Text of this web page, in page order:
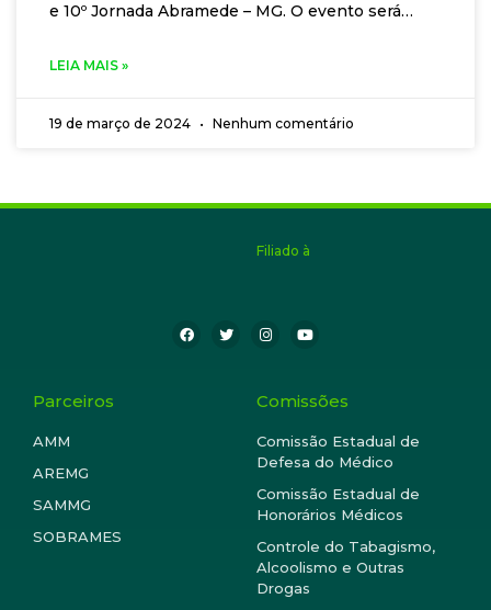
e 10º Jornada Abramede – MG. O evento será
Montes Claros-MG, nos dias 03 e 04 de maio de
todo estado. Democratizar o conhecimento e
garantir a sustentabilidade. Ler mais.
LEIA MAIS »
19 de março de 2024 Nenhum comentário
Filiado à
Parceiros
AMM
AREMG
SAMMG
SOBRAMES
Comissões
Comissão Estadual de
Defesa do Médico
Comissão Estadual de
Honorários Médicos
Controle do Tabagismo,
Alcoolismo e Outras
Drogas